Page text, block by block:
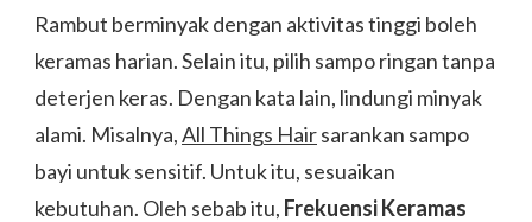
Rambut berminyak dengan aktivitas tinggi boleh
keramas harian. Selain itu, pilih sampo ringan tanpa
deterjen keras. Dengan kata lain, lindungi minyak
alami. Misalnya,All Things Hairsarankan sampo
bayi untuk sensitif. Untuk itu, sesuaikan
kebutuhan. Oleh sebab itu, Frekuensi Keramas